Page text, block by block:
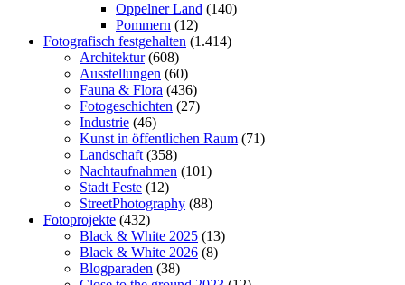
Oppelner Land (140)
Pommern (12)
Fotografisch festgehalten (1.414)
Architektur(608)
Ausstellungen (60)
Fauna & Flora (436)
Fotogeschichten (27)
Industrie (46)
Kunst in öffentlichen Raum (71)
Landschaft (358)
Nachtaufnahmen (101)
Stadt Feste (12)
StreetPhotography (88)
Fotoprojekte (432)
Black & White 2025 (13)
Black & White 2026 (8)
Blogparaden (38)